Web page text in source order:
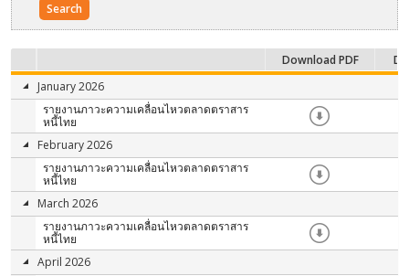
Search
Download PDF
January 2026
รายงานภาวะความเคลื่อนไหวตลาดตราสาร
หนี้ไทย
February 2026
รายงานภาวะความเคลื่อนไหวตลาดตราสาร
หนี้ไทย
March 2026
รายงานภาวะความเคลื่อนไหวตลาดตราสาร
หนี้ไทย
April 2026